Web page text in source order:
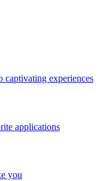
captivating experiences
applications
you